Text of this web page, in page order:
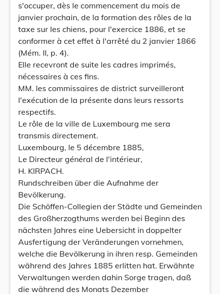
s'occuper, dès le commencement du mois de
janvier prochain, de la formation des rôles de la
taxe sur les chiens, pour l'exercice 1886, et se
conformer à cet effet à l'arrêté du 2 janvier 1866
(Mém. II, p. 4).
Elle recevront de suite les cadres imprimés,
nécessaires à ces fins.
MM. les commissaires de district surveilleront
l'exécution de la présente dans leurs ressorts
respectifs.
Le rôle de la ville de Luxembourg me sera
transmis directement.
Luxembourg, le 5 décembre 1885,
Le Directeur général de l'intérieur,
H. KIRPACH.
Rundschreiben über die Aufnahme der
Bevölkerung.
Die Schöffen-Collegien der Städte und Gemeinden
des Großherzogthums werden bei Beginn des
nächsten Jahres eine Uebersicht in doppelter
Ausfertigung der Veränderungen vornehmen,
welche die Bevölkerung in ihren resp. Gemeinden
während des Jahres 1885 erlitten hat. Erwähnte
Verwaltungen werden dahin Sorge tragen, daß
die während des Monats Dezember